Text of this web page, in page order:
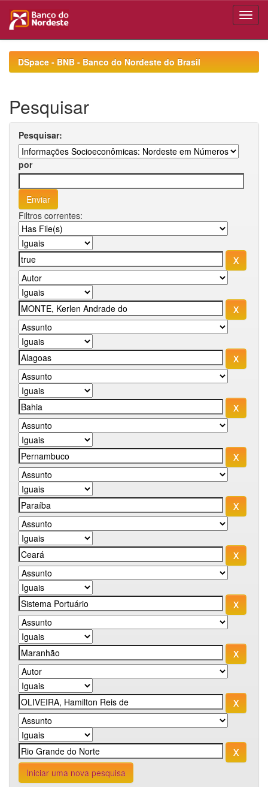
navigationDSpace - BNB - Banco do Nordeste do Brasil
Pesquisar
Pesquisar:
por
Filtros correntes:
Iniciar uma nova pesquisa